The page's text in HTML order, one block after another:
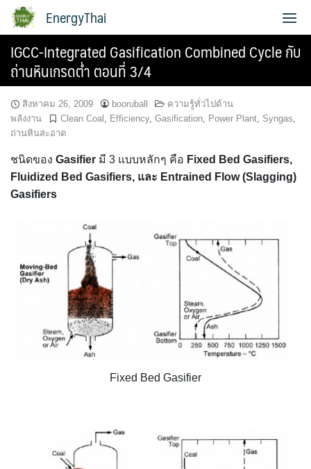
Skip
เกี่ยวกับผู้เขียน
EnergyThai
IGCC-Integrated Gasification Combined Cycle กับ
ถ่านหินเกรดต่ำ ตอนที่ 3/4
สิงหาคม 26, 2009 booruball
ความรู้ทั่วไปด้าน
พลังงาน
Clean Coal , Efficiency, Gasification, Power Plant, Syngas,
ถ่านหินสะอาด
ชนิดของ Gasifier มี 3 แบบหลักๆ คือ Fixed Bed Gasifiers,
Fluidized Bed Gasifiers, และ Entrained Flow (Slagging)
Gasifiers
Fixed Bed Gasifier